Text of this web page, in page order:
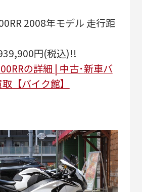
2008年モデル 走行距
円(税込)!!
の詳細 | 中古･新車バ
【バイク館】